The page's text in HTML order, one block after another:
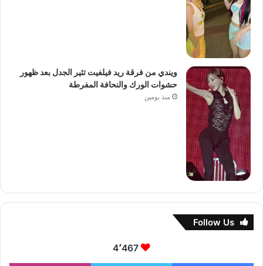
ويندي من فرقة ريد فيلفيت تثير الجدل بعد ظهور
حشوات الورك والنحافة المفرطة
منذ يومين
Follow Us
4٬467